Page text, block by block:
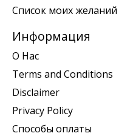
Список моих желаний
Информация
О Нас
Terms and Conditions
Disclaimer
Privacy Policy
Способы оплаты